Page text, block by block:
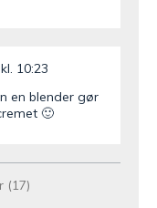
10:23
en blender gør
🙂
(17)